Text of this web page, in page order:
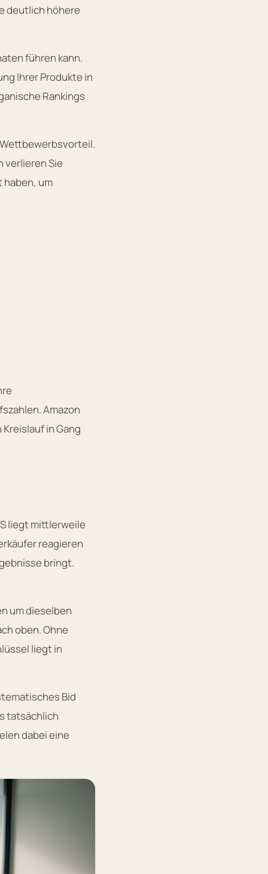
deutlich höhere
führen kann.
Ihrer Produkte in
Rankings
verlieren Sie
haben, um
Amazon
in Gang
liegt mittlerweile
reagieren
bringt.
um dieselben
oben. Ohne
liegt in
Bid
tatsächlich
dabei eine